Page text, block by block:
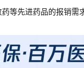
等先进药品的报销需